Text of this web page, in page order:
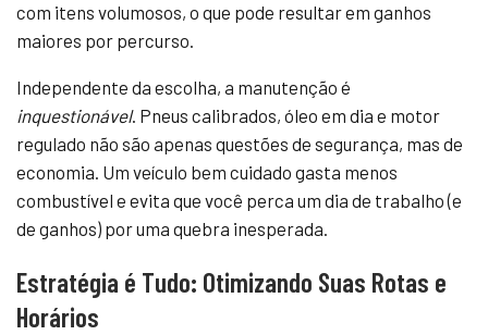
com itens volumosos, o que pode resultar em ganhos
maiores por percurso.
Independente da escolha, a manutenção é
inquestionável. Pneus calibrados, óleo em dia e motor
regulado não são apenas questões de segurança, mas de
economia. Um veículo bem cuidado gasta menos
combustível e evita que você perca um dia de trabalho (e
de ganhos) por uma quebra inesperada.
Estratégia é Tudo: Otimizando Suas Rotas e
Horários